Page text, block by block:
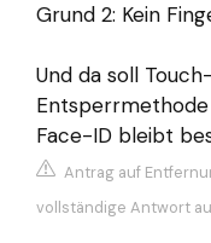
Grund 2: Kein
Und da soll
Face-ID bleibt
Antrag auf
vollständige Antwort